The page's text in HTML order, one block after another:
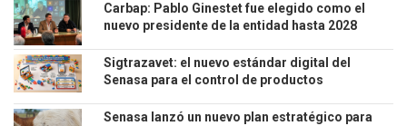
Carbap: Pablo Ginestet fue elegido como el
nuevo presidente de la entidad hasta 2028
Sigtrazavet: el nuevo estándar digital del
Senasa para el control de productos
Senasa lanzó un nuevo plan estratégico para